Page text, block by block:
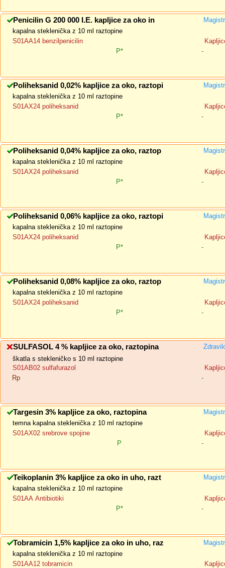
Penicilin G 200 000 I.E. kapljice za oko in
kapalna steklenička z 10 ml raztopine
S01AA14 benzilpenicilin
P*
-
Poliheksanid 0,02% kapljice za oko, raztopi
kapalna steklenička z 10 ml raztopine
S01AX24 poliheksanid
P*
-
Poliheksanid 0,04% kapljice za oko, raztop
kapalna steklenička z 10 ml raztopine
S01AX24 poliheksanid
P*
-
Poliheksanid 0,06% kapljice za oko, raztopi
kapalna steklenička z 10 ml raztopine
S01AX24 poliheksanid
P*
-
Poliheksanid 0,08% kapljice za oko, raztop
kapalna steklenička z 10 ml raztopine
S01AX24 poliheksanid
P*
-
SULFASOL 4 % kapljice za oko, raztopina
škatla s stekleničko s 10 ml raztopine
S01AB02 sulfafurazol
Rp
-
Targesin 3% kapljice za oko, raztopina
temna kapalna steklenička z 10 ml raztopine
S01AX02 srebrove spojine
P
-
Teikoplanin 3% kapljice za oko in uho, razt
kapalna steklenička z 10 ml raztopine
S01AA Antibiotiki
P*
-
Tobramicin 1,5% kapljice za oko in uho, raz
kapalna steklenička z 10 ml raztopine
S01AA12 tobramicin